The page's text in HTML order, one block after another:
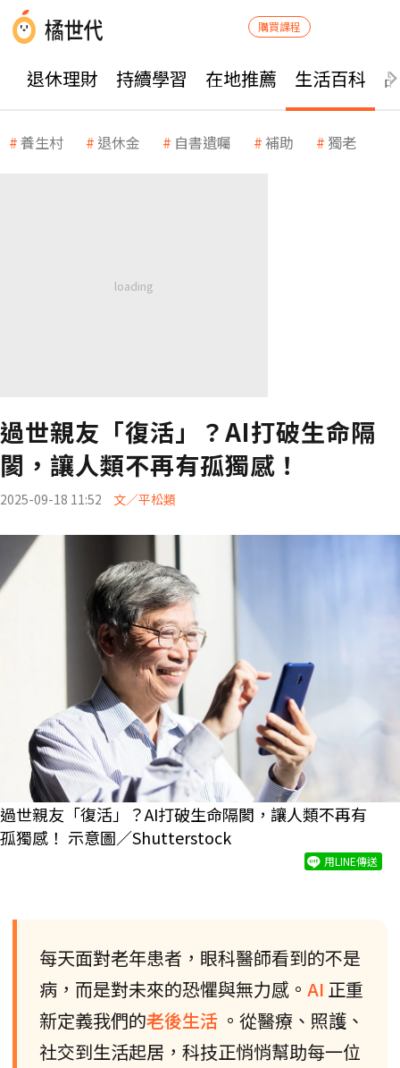
購買課程
退休理財 持續學習 在地推薦 生活百科
養生村 退休金 自書遺囑 補助 獨老
過世親友「復活」？AI打破生命隔
閡，讓人類不再有孤獨感！
2025-09-18 11:52 文／平松類
過世親友「復活」？AI打破生命隔閡，讓人類不再有
孤獨感！ 示意圖／Shutterstock
用LINE傳送
每天面對老年患者，眼科醫師看到的不是
病，而是對未來的恐懼與無力感。 AI 正重
新定義我們的老後生活 。從醫療、照護、
社交到生活起居，科技正悄悄幫助每一位